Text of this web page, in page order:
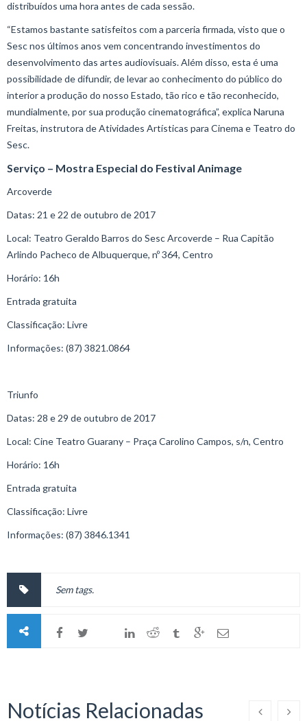
distribuídos uma hora antes de cada sessão.
“Estamos bastante satisfeitos com a parceria firmada, visto que o
Sesc nos últimos anos vem concentrando investimentos do
desenvolvimento das artes audiovisuais. Além disso, esta é uma
possibilidade de difundir, de levar ao conhecimento do público do
interior a produção do nosso Estado, tão rico e tão reconhecido,
mundialmente, por sua produção cinematográfica”, explica Naruna
Freitas, instrutora de Atividades Artísticas para Cinema e Teatro do
Sesc.
Serviço – Mostra Especial do Festival Animage
Arcoverde
Datas: 21 e 22 de outubro de 2017
Local: Teatro Geraldo Barros do Sesc Arcoverde – Rua Capitão
Arlindo Pacheco de Albuquerque, nº 364, Centro
Horário: 16h
Entrada gratuita
Classificação: Livre
Informações: (87) 3821.0864
Triunfo
Datas: 28 e 29 de outubro de 2017
Local: Cine Teatro Guarany – Praça Carolino Campos, s/n, Centro
Horário: 16h
Entrada gratuita
Classificação: Livre
Informações: (87) 3846.1341
Sem tags.
Notícias Relacionadas